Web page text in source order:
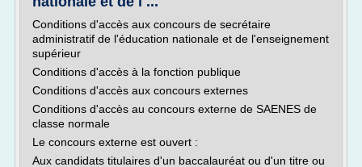
Conditions d'accès aux concours de secrétaire
administratif de l'éducation nationale et de l'enseignement
supérieur
Conditions d'accès à la fonction publique
Conditions d'accès aux concours externes
Conditions d'accès au concours externe de SAENES de
classe normale
Le concours externe est ouvert :
Aux candidats titulaires d'un baccalauréat ou d'un titre ou